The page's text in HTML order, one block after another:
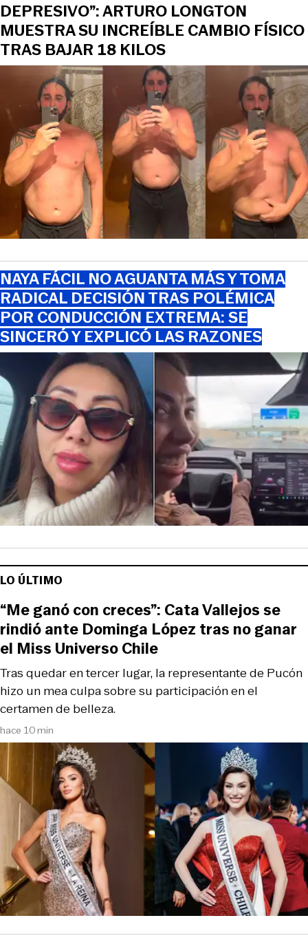
DEPRESIVO”: ARTURO LONGTON
MUESTRA SU INCREÍBLE CAMBIO FÍSICO
TRAS BAJAR 18 KILOS
NAYA FÁCIL NO AGUANTA MÁS Y TOMA
RADICAL DECISIÓN TRAS POLÉMICA
POR CONDUCCIÓN EXTREMA: SE
SINCERÓ Y EXPLICÓ LAS RAZONES
LO ÚLTIMO
hace 10 min
Tras quedar en tercer lugar, la representante de Pucón
hizo un mea culpa sobre su participación en el
certamen de belleza.
“Me ganó con creces”: Cata Vallejos se
rindió ante Dominga López tras no ganar
el Miss Universo Chile